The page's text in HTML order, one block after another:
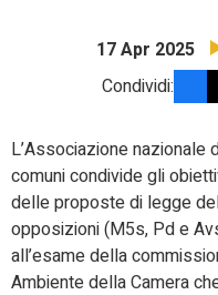
17 Apr 2025
Condividi:
L’Associazione nazionale
comuni condivide gli
delle proposte di legge
opposizioni (M5s, Pd e
all’esame della
Ambiente della Camera